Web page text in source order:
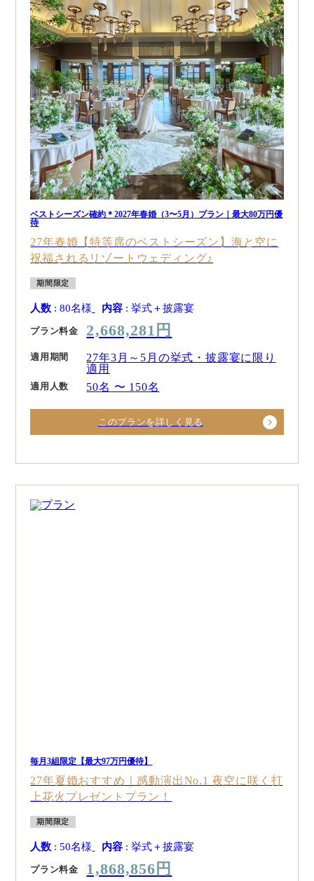
ベストシーズン確約＊2027年春婚（3〜5月）プラン｜最大80万円優
待
27年春婚【特等席のベストシーズン】海と空に
祝福されるリゾートウェディング♪
期間限定
人数 : 80名様 内容 : 挙式＋披露宴
プラン料金 2,668,281円
適用期間
27年3月～5月の挙式・披露宴に限り
適用
適用人数 50名 〜 150名
このプランを詳しく見る
毎月3組限定【最大97万円優待】
27年夏婚おすすめ｜感動演出No.1 夜空に咲く打
上花火プレゼントプラン！
期間限定
人数 : 50名様 内容 : 挙式＋披露宴
プラン料金 1,868,856円